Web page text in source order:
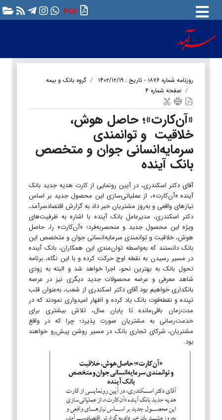
PDF
روزنامه شماره ۱۸۷۶ - تاریخ : ۱۴۰۲/۱۲/۱۹
گروه بانک و بیمه
صفحه شماره ۴
«آن‌کارت»؛ حاصل هوش،
خلاقیت و توانمندی
سرمایه‌انسانی جوان و متخصص
بانک آینده
آقای دکتر اسکندری، در آیین رونمایی از کارت هدیه جدید بانک
آینده «آن‌کارت»، از عملیاتی‌سازی این محصول جدید بر اساس
نیازهای واقعی و به‌روز مشتریان خبر داد.به گزارش اقتصادسرآمد،
دکتر اسکندری، مدیرعامل بانک آینده با اشاره به ظرفیت‌های
ویژه این محصول جدید و منحصر‌به‌فرد؛ «آن‌کارت» را، حاصل
هوش، خلاقیت و توانمندی سرمایه‌انسانی جوان و متخصص این
بانک دانستند که به‌واسطه‌ توان‌مندی این همکاران، بانک آینده
در مسیر رسیدن به نقطه اوج حرکت کرده و با این نگاه، برنامه
تحول بانک به بهترین نحو، اجرا خواهد شد و البته به زودی
شاهد معرفی و عرضه محصولات جدید دیگری نیز در عرصه
بانکداری خواهیم بود.آقای دکتر اسکندری از شعب، به‌عنوان قلب
تپنده و نقطه‌قوت بانک یاد کرده و اظهار امیدواری نمودند که در
مدت‌زمان باقی‌مانده تا پایان سال، تلاش بیشتری برای
خدمت‌رسانی به مشتریان صورت پذیرد؛ چرا که در واقع
مشتریان، شرکای تجاری بانک در مسیر روشن پیش‌رو خواهند
بود.